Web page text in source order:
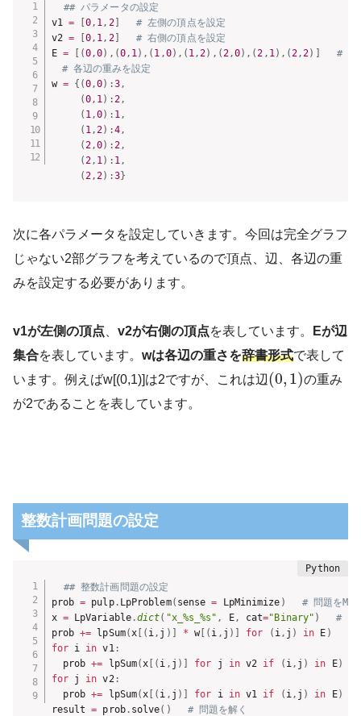
## パラメータの設定
v1 = [0, 1, 2]
# 左側の頂点を設定
v2 = [0, 1, 2]
# 右側の頂点を設定
E = [ (0,0) , (0, 1) , ( 1 ,0) , ( 1,2) , (2,0) , (2 , 1) , (2,2) ]
# 辺
# 各辺の重みを設定
w = { (0,0) :3,
(0, 1) :2,
( 1,0) : 1,
( 1,2) :4,
(2,0) :2,
(2, 1) : 1,
(2,2) :3}
次に各パラメータを設定していきます。今回は完全グラフ
じゃない2部グラフを考えているので頂点、辺、各辺の重
みを設定する必要があります。
v1が左側の頂点 v2が右側の頂点を表しています。
Eが辺
集合を表しています。 wは各辺の重さを辞書形式で表して
います。例えばw[(0,1)]は2ですが、これは辺 (0, 1)の重み
が2であることを表しています。
整数計画問題の設定
## 整数計画問題の設定
prob = pulp. LpProblem( sense = LpMinimize )
# 問題を
x = LpVariable.dict( "x_%s_%s" , E, cat="Binary" )
# 変
prob += lpSum( x [ ( i , j ) ] * w[ ( i , j ) ] for ( i , j ) in E )
for i in v1 :
  prob
+= lpSum( x [ ( i , j ) ] for j in v2 if ( i , j ) in E)
for j in v2:
  prob
+= lpSum( x [ ( i , j ) ] for i in v1 if ( i , j ) in E)
result = prob. solve( ) # 問題を解く